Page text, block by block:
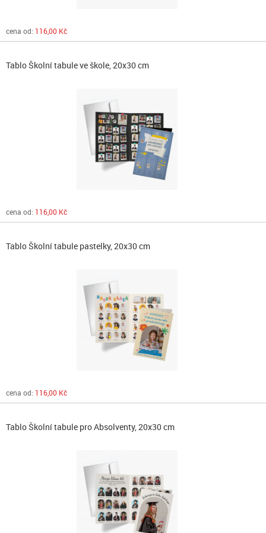
cena od: 116,00 Kč
Tablo Školní tabule ve škole, 20x30 cm
cena od: 116,00 Kč
Tablo Školní tabule pastelky, 20x30 cm
cena od: 116,00 Kč
Tablo Školní tabule pro Absolventy, 20x30 cm